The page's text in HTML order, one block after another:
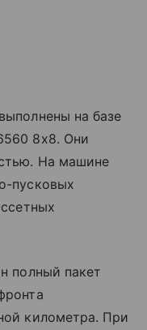
на базе
8х8. Они
На машине
пусковых
полный пакет
километра. При